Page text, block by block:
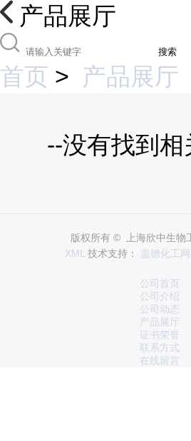
产品展厅
搜索
首页 > 产品展厅
--没有找到相
版权所有 © 上海欣中生物
XML 技术支持： 盖德化工网
公司首页
公司介绍
公司动态
产品展厅
证书荣誉
联系方式
在线留言